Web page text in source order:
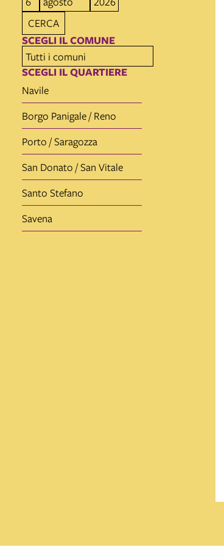
CERCA
SCEGLI IL COMUNE
SCEGLI IL QUARTIERE
Navile
Borgo Panigale / Reno
Porto / Saragozza
San Donato / San Vitale
Santo Stefano
Savena